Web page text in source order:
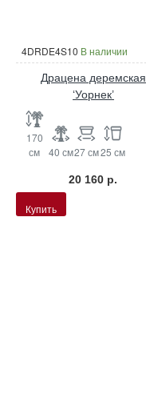
4DRDE4S10 В наличии
Драцена деремская
‘Уорнек’
170
см
40 см27 см25 см
20 160 р.
Купить